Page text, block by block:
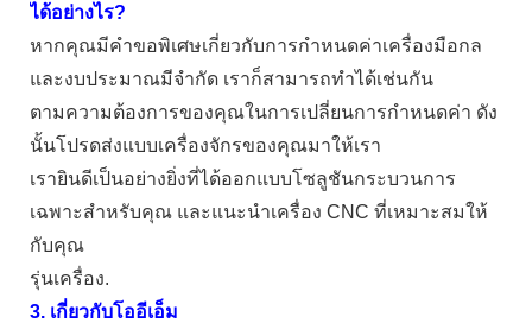
ได้อย่างไร?
หากคุณมีคำขอพิเศษเกี่ยวกับการกำหนดค่าเครื่องมือกล
และงบประมาณมีจำกัด เราก็สามารถทำได้เช่นกัน
ตามความต้องการของคุณในการเปลี่ยนการกำหนดค่า ดัง
นั้นโปรดส่งแบบเครื่องจักรของคุณมาให้เรา
เรายินดีเป็นอย่างยิ่งที่ได้ออกแบบโซลูชันกระบวนการ
เฉพาะสำหรับคุณ และแนะนำเครื่อง CNC ที่เหมาะสมให้
กับคุณ
รุ่นเครื่อง.
3. เกี่ยวกับโออีเอ็ม